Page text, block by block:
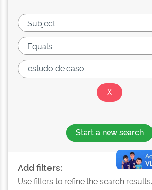
Start a new search
Add filters:
Use filters to refine the search results.